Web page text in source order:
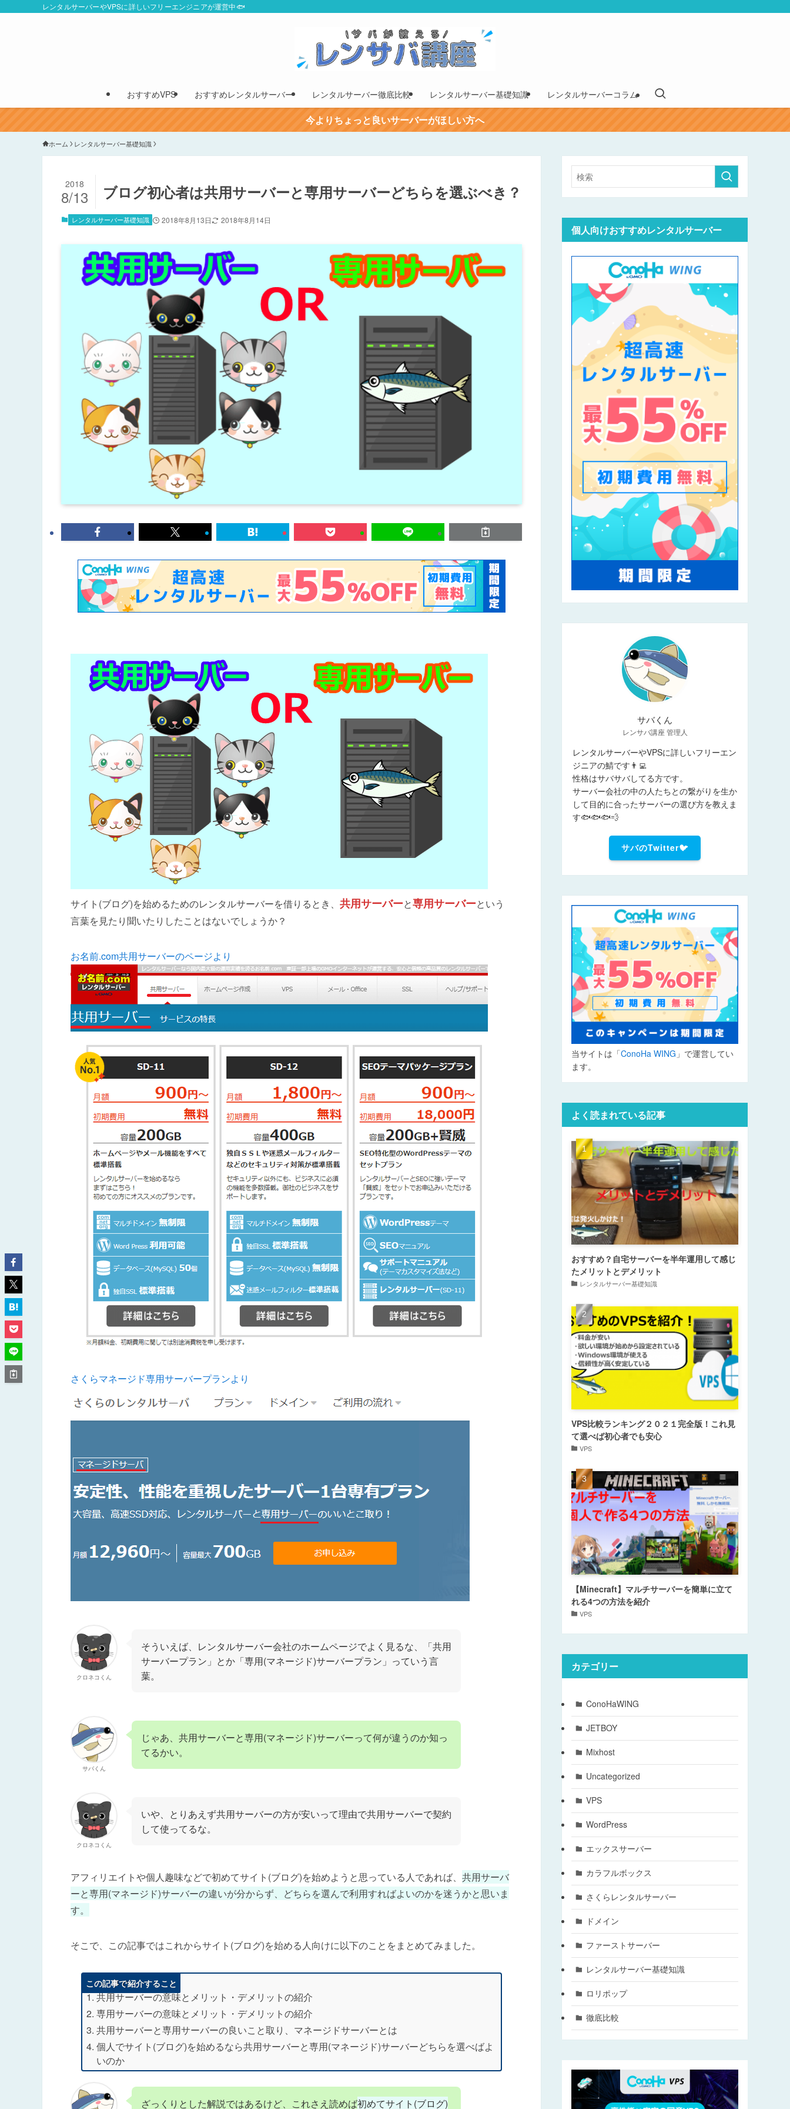
レンタルサーバーやVPSに詳しいフリーエンジニアが運営中🐟
おすすめVPS おすすめレンタルサーバー レンタルサーバー徹底比較 レンタルサーバー基礎知識 レンタルサーバーコラム
今よりちょっと良いサーバーがほしい方へ
ホーム レンタルサーバー基礎知識
ブログ初心者は共用サーバーと専用サーバーどちらを選ぶべき？
2018
8/13
レンタルサーバー基礎知識 2018年8月13日 2018年8月14日
サイト(ブログ)を始めるためのレンタルサーバーを借りるとき、 共用サーバーと専用サーバーという
言葉を見たり聞いたりしたことはないでしょうか？
お名前.com共用サーバーのページより
さくらマネージド専用サーバープランより
クロネコくん
そういえば、レンタルサーバー会社のホームページでよく見るな、「共用
サーバープラン」とか「専用(マネージド)サーバープラン」っていう言
葉。
サバくん
じゃあ、共用サーバーと専用(マネージド)サーバーって何が違うのか知っ
てるかい。
クロネコくん
いや、とりあえず共用サーバーの方が安いって理由で共用サーバーで契約
して使ってるな。
アフィリエイトや個人趣味などで初めてサイト(ブログ)を始めようと思っている人であれば、 共用サーバ
ーと専用(マネージド)サーバーの違いが分からず、どちらを選んで利用すればよいのかを迷うかと思いま
す。
そこで、この記事ではこれからサイト(ブログ)を始める人向けに以下のことをまとめてみました。
この記事で紹介すること
共用サーバーの意味とメリット・デメリットの紹介
専用サーバーの意味とメリット・デメリットの紹介
共用サーバーと専用サーバーの良いこと取り、マネージドサーバーとは
個人でサイト(ブログ)を始めるなら共用サーバーと専用(マネージド)サーバーどちらを選べばよ
いのか
ざっくりとした解説ではあるけど、これさえ読めば初めてサイト(ブログ)
個人向けおすすめレンタルサーバー
サバくん
レンサバ講座 管理人
レンタルサーバーやVPSに詳しいフリーエン
ジニアの鯖です👨‍💻
性格はサバサバしてる方です。
サーバー会社の中の人たちとの繋がりを生か
して目的に合ったサーバーの選び方を教えま
す🐟🐟🐟💨
サバのTwitter🐦
当サイトは「ConoHa WING 」で運営してい
ます。
よく読まれている記事
おすすめ？自宅サーバーを半年運用して感じ
たメリットとデメリット
レンタルサーバー基礎知識
VPS比較ランキング２０２１完全版！これ見
て選べば初心者でも安心
VPS
【Minecraft】マルチサーバーを簡単に立て
れる4つの方法を紹介
VPS
カテゴリー
ConoHaWING
JETBOY
Mixhost
Uncategorized
VPS
WordPress
エックスサーバー
カラフルボックス
さくらレンタルサーバー
ドメイン
ファーストサーバー
レンタルサーバー基礎知識
ロリポップ
徹底比較